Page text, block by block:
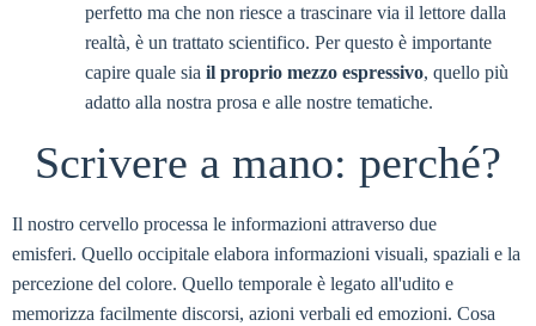
perfetto ma che non riesce a trascinare via il lettore dalla
realtà, è un trattato scientifico. Per questo è importante
capire quale sia il proprio mezzo espressivo, quello più
adatto alla nostra prosa e alle nostre tematiche.
Scrivere a mano: perché?
Il nostro cervello processa le informazioni attraverso due
emisferi. Quello occipitale elabora informazioni visuali, spaziali e la
percezione del colore. Quello temporale è legato all'udito e
memorizza facilmente discorsi, azioni verbali ed emozioni. Cosa